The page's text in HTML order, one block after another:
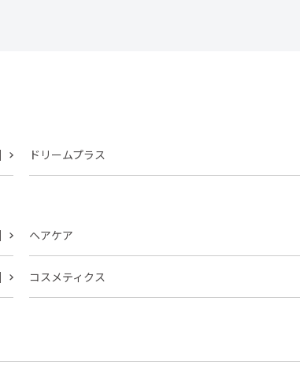
ドリームプラス
ヘアケア
コスメティクス